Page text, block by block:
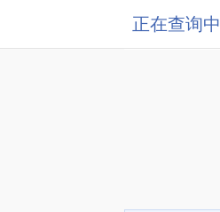
正在查询中